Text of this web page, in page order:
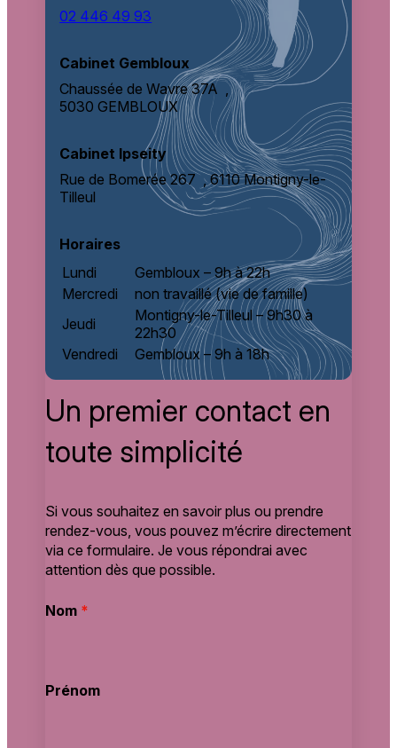
02 446 49 93
Cabinet Gembloux
Chaussée de Wavre 37A ,
5030 GEMBLOUX
Cabinet Ipseity
Rue de Bomerée 267 ,6110 Montigny-le-
Tilleul
Horaires
Lundi
Gembloux – 9h à 22h
Mercredi
non travaillé (vie de famille)
Jeudi
Montigny-le-Tilleul – 9h30 à
22h30
Vendredi
Gembloux – 9h à 18h
Un premier contact en
toute simplicité
Si vous souhaitez en savoir plus ou prendre
rendez-vous, vous pouvez m’écrire directement
via ce formulaire. Je vous répondrai avec
attention dès que possible.
Nom *
Prénom